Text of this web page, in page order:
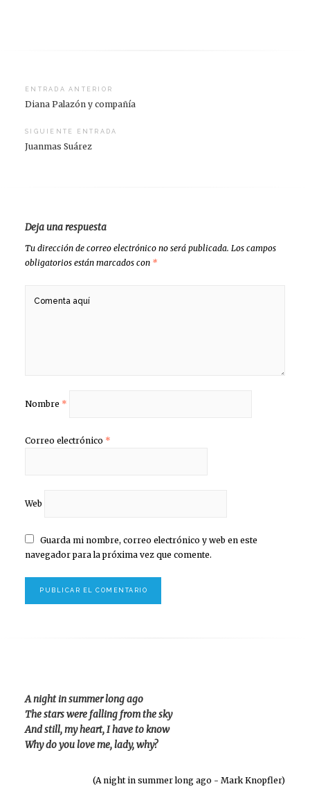
Navegación
de
entradas
ENTRADA ANTERIOR
Diana Palazón y compañía
SIGUIENTE ENTRADA
Juanmas Suárez
Deja una respuesta
Tu dirección de correo electrónico no será publicada. Los campos
obligatorios están marcados con *
Nombre *
Correo electrónico *
Web
Guarda mi nombre, correo electrónico y web en este
navegador para la próxima vez que comente.
A night in summer long ago
The stars were falling from the sky
And still, my heart, I have to know
Why do you love me, lady, why?
(A night in summer long ago - Mark Knopfler)